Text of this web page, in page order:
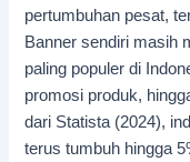
pertumbuhan pesat,
Banner sendiri masih
paling populer di
promosi produk,
dari Statista (2024),
terus tumbuh hingga